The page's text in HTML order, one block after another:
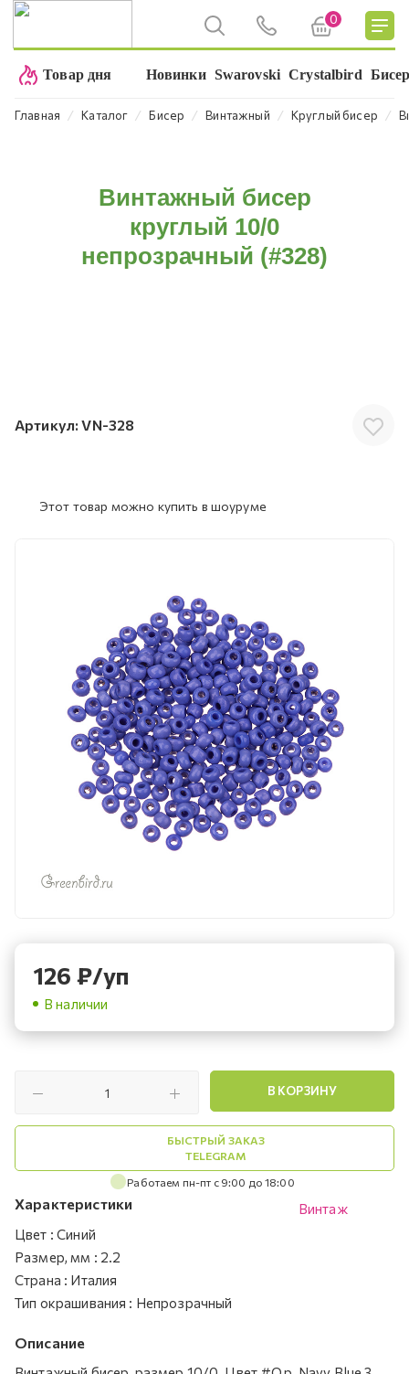
0
Товар дня Новинки Swarovski Crystalbird
Главная ⁄ Каталог ⁄ Бисер ⁄ Винтажный ⁄ Круглый бисер ⁄
Винтажный бисер
круглый 10/0
непрозрачный (#328)
Артикул: VN-328
Этот товар можно купить в шоуруме
126 ₽/уп
В наличии
В КОРЗИНУ
БЫСТРЫЙ ЗАКАЗ
TELEGRAM
Работаем пн-пт с 9:00 до 18:00
Характеристики
Цвет : Синий
Размер, мм : 2.2
Страна : Италия
Тип окрашивания : Непрозрачный
Винтаж
Описание